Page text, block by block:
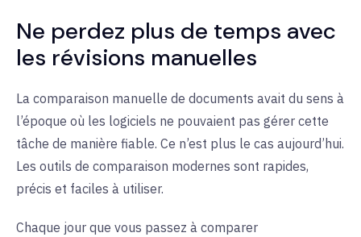
Ne perdez plus de temps avec
les révisions manuelles
La comparaison manuelle de documents avait du sens à
l’époque où les logiciels ne pouvaient pas gérer cette
tâche de manière fiable. Ce n’est plus le cas aujourd’hui.
Les outils de comparaison modernes sont rapides,
précis et faciles à utiliser.
Chaque jour que vous passez à comparer